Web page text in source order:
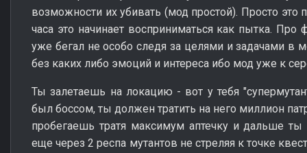
возможности их убивать (мод простой). Просто это
часа это начинает восприниматься как пытка.
уже бегал не особо следя за целями и задачами в
без каких либо эмоций и интереса ибо мод уже к
Ты залетаешь на локацию - вот у тебя
был боссом, ты должен тратить на него миллион
пробегаешь тратя максимум аптечку и дальше
еще через 2 респа мутантов не стреляя к точке